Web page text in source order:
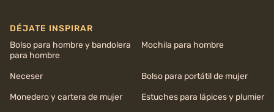
DÉJATE INSPIRAR
Bolso para hombre y bandolera
para hombre
Mochila para hombre
Neceser
Bolso para portátil de mujer
Monedero y cartera de mujer
Estuches para lápices y plumier